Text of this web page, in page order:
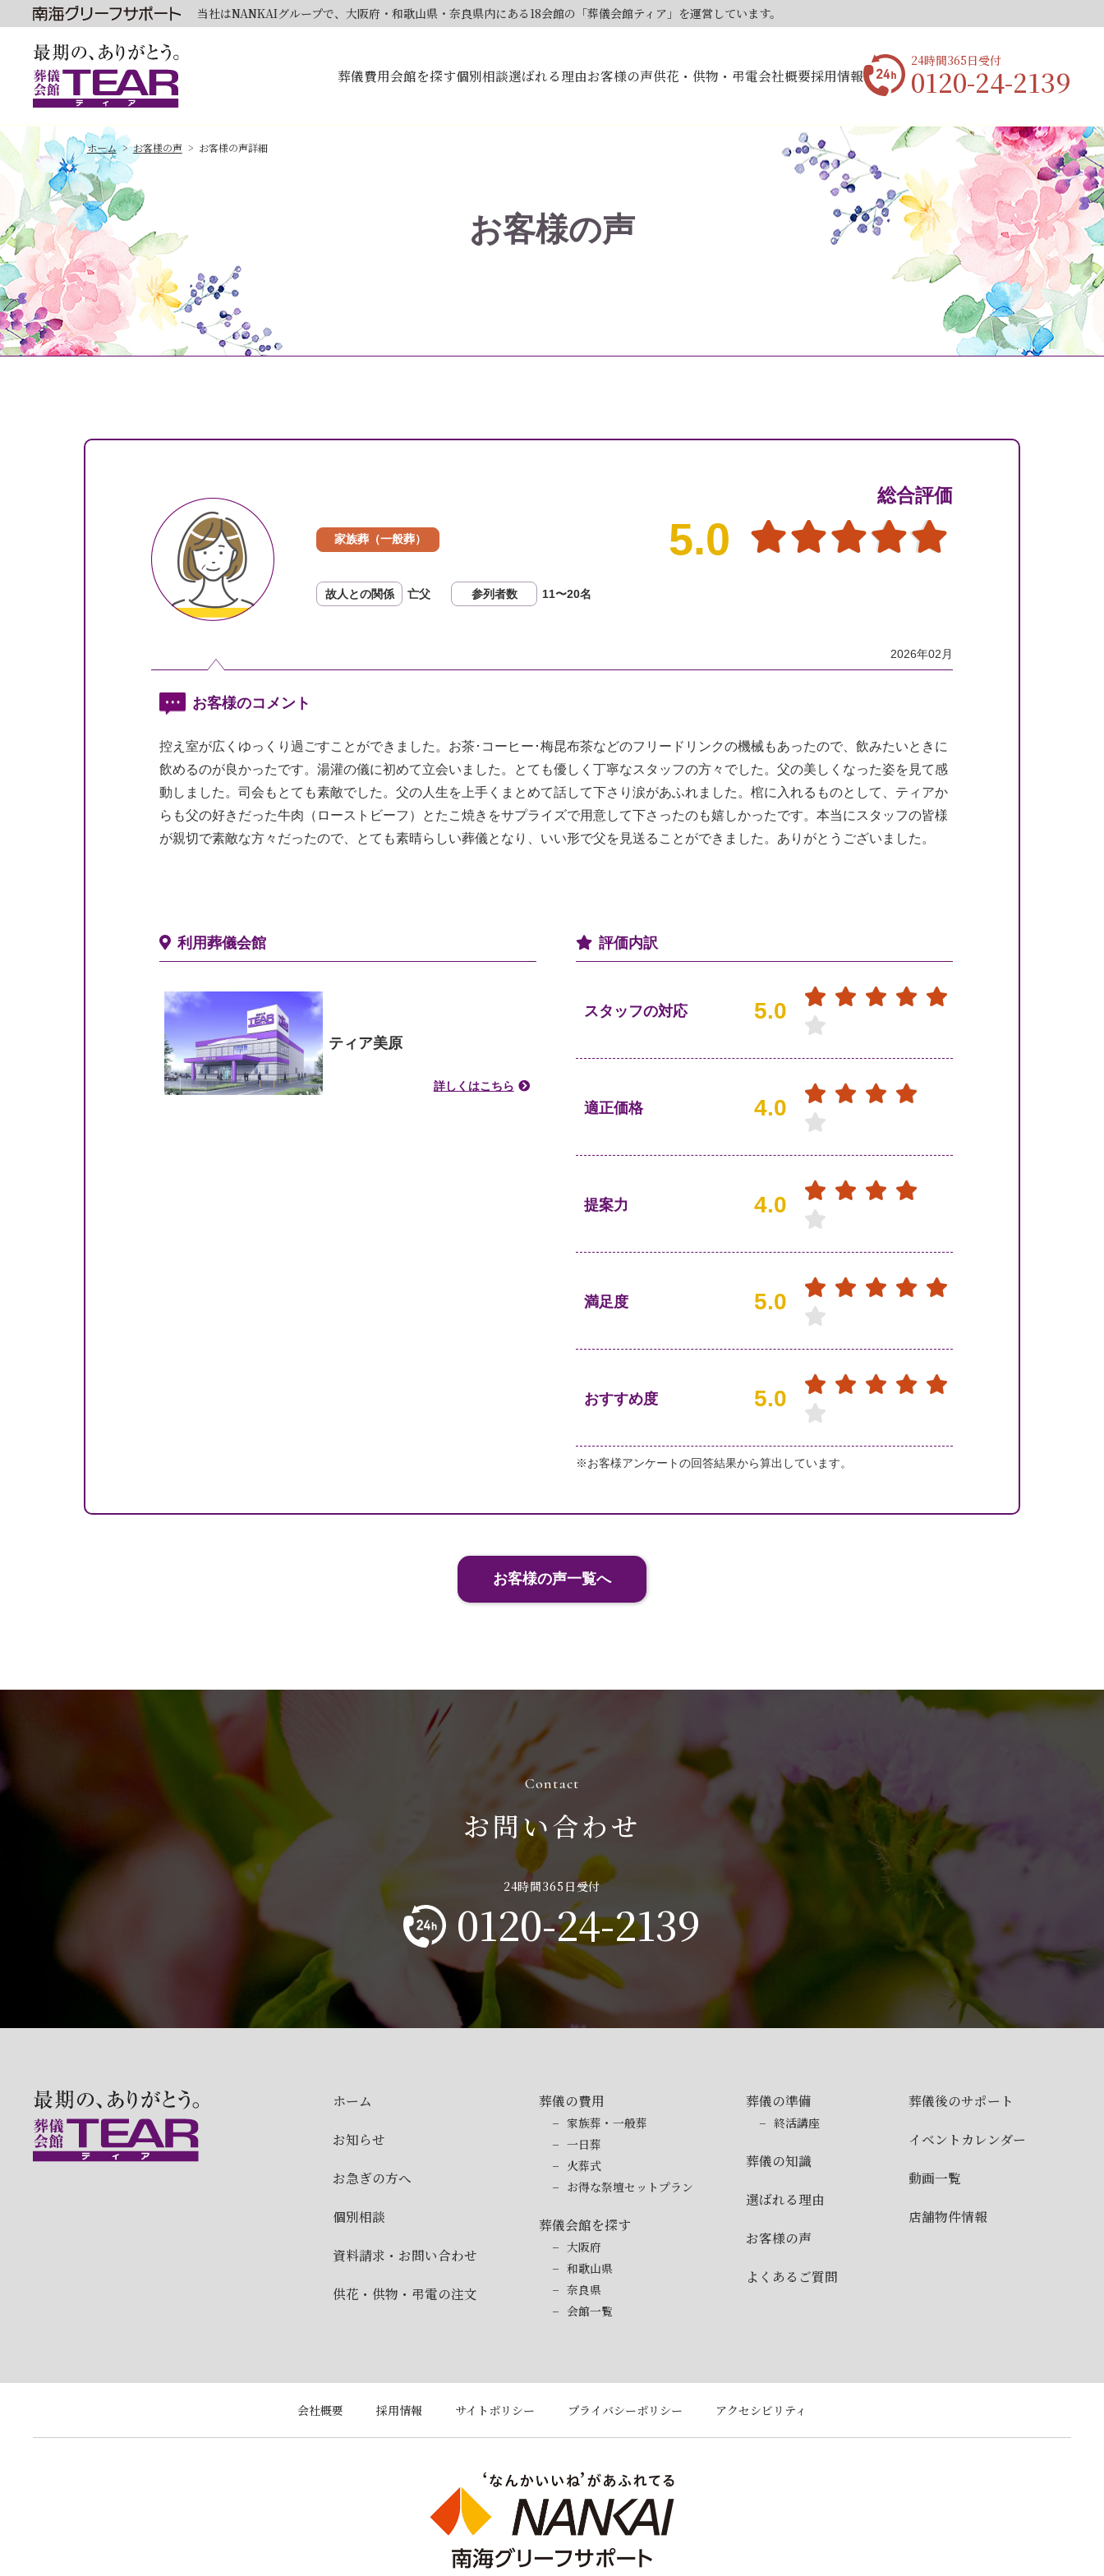
当社はNANKAIグループで、大阪府・和歌山県・奈良県内にある18会館の「葬儀会館ティア」を運営しています。
葬儀費用会館を探す個別相談選ばれる理由お客様の声供花・供物・弔電会社概要採用情報
24時間365日受付
0120-24-2139
ホーム お客様の声 お客様の声詳細
お客様の声
総合評価
家族葬（一般葬） 5.0
故人との関係 亡父 参列者数 11〜20名
2026年02月
お客様のコメント
控え室が広くゆっくり過ごすことができました。お茶･コーヒー･梅昆布茶などのフリードリンクの機械もあったので、飲みたいときに
飲めるのが良かったです。湯灌の儀に初めて立会いました。とても優しく丁寧なスタッフの方々でした。父の美しくなった姿を見て感
動しました。司会もとても素敵でした。父の人生を上手くまとめて話して下さり涙があふれました。棺に入れるものとして、ティアか
らも父の好きだった牛肉（ローストビーフ）とたこ焼きをサプライズで用意して下さったのも嬉しかったです。本当にスタッフの皆様
が親切で素敵な方々だったので、とても素晴らしい葬儀となり、いい形で父を見送ることができました。ありがとうございました。
利用葬儀会館
ティア美原
詳しくはこちら
評価内訳
スタッフの対応 5.0
適正価格 4.0
提案力 4.0
満足度 5.0
おすすめ度 5.0
※お客様アンケートの回答結果から算出しています。
お客様の声一覧へ
お問い合わせ
0120-24-2139
ホーム
お知らせ
お急ぎの方へ
個別相談
資料請求・お問い合わせ
供花・供物・弔電の注文
葬儀の費用
家族葬・一般葬
一日葬
火葬式
お得な祭壇セットプラン
葬儀会館を探す
大阪府
和歌山県
奈良県
会館一覧
葬儀の準備
終活講座
葬儀の知識
選ばれる理由
お客様の声
よくあるご質問
葬儀後のサポート
イベントカレンダー
動画一覧
店舗物件情報
会社概要 採用情報 サイトポリシー プライバシーポリシー アクセシビリティ